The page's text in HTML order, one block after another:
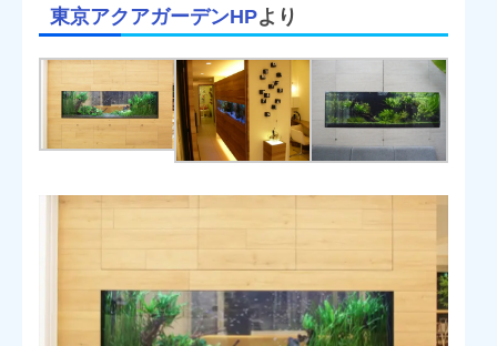
東京アクアガーデンHPより